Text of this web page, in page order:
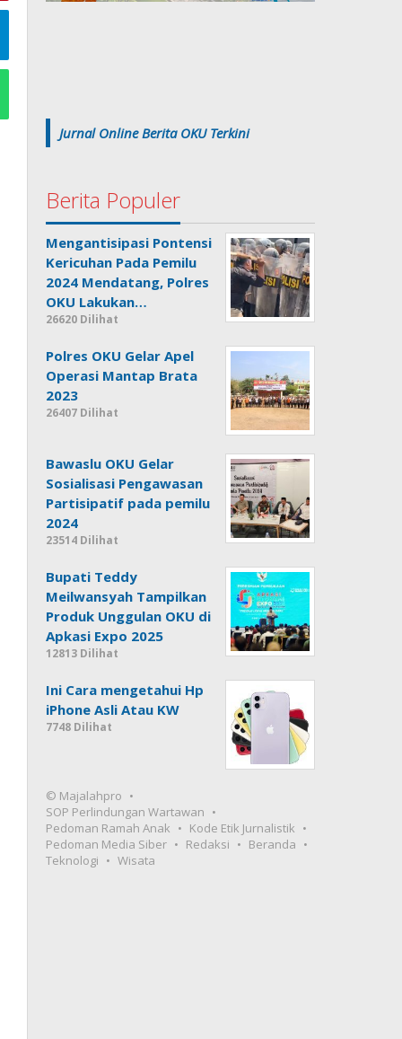
Jurnal Online Berita OKU Terkini
Berita Populer
Mengantisipasi Pontensi
Kericuhan Pada Pemilu
2024 Mendatang, Polres
OKU Lakukan…
26620 Dilihat
Polres OKU Gelar Apel
Operasi Mantap Brata
2023
26407 Dilihat
Bawaslu OKU Gelar
Sosialisasi Pengawasan
Partisipatif pada pemilu
2024
23514 Dilihat
Bupati Teddy
Meilwansyah Tampilkan
Produk Unggulan OKU di
Apkasi Expo 2025
12813 Dilihat
Ini Cara mengetahui Hp
iPhone Asli Atau KW
7748 Dilihat
© Majalahpro
SOP Perlindungan Wartawan
Pedoman Ramah Anak
Kode Etik Jurnalistik
Pedoman Media Siber
Redaksi
Beranda
Teknologi
Wisata